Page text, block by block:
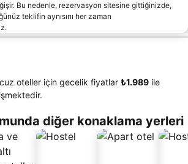
Bu nedenle, rezervasyon sitesine gittiğinizde,
teklifin aynısını her zaman
oteller için gecelik fiyatlar ‎₺1.989 ile
diğer konaklama yerleri